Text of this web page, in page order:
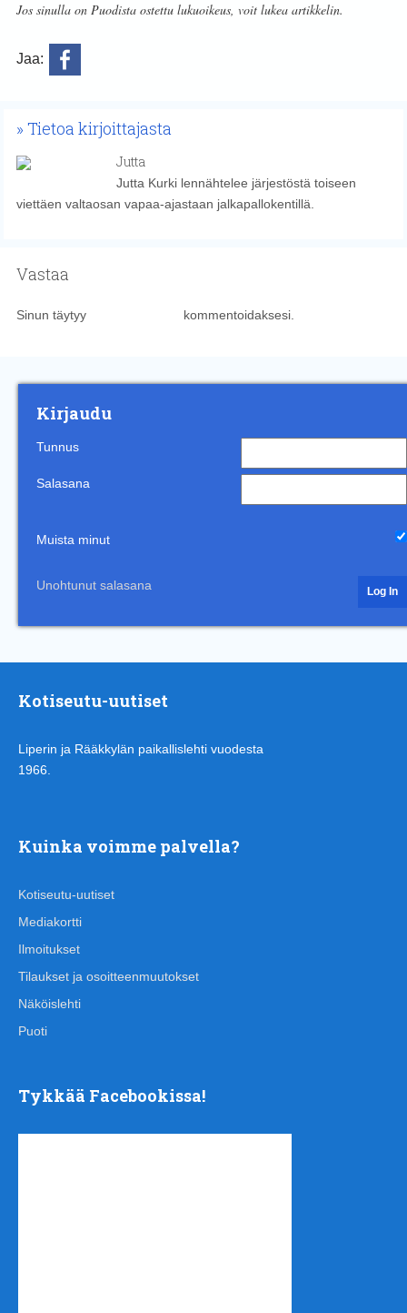
Jos sinulla on Puodista ostettu lukuoikeus, voit lukea artikkelin.
Jaa:
Tietoa kirjoittajasta
Jutta
Jutta Kurki lennähtelee järjestöstä toiseen
viettäen valtaosan vapaa-ajastaan jalkapallokentillä.
Vastaa
Sinun täytyy kommentoidaksesi.
Kirjaudu
Tunnus
Salasana
Muista minut
Unohtunut salasana
Kotiseutu-uutiset
Liperin ja Rääkkylän paikallislehti vuodesta
1966.
Kuinka voimme palvella?
Kotiseutu-uutiset
Mediakortti
Ilmoitukset
Tilaukset ja osoitteenmuutokset
Näköislehti
Puoti
Tykkää Facebookissa!